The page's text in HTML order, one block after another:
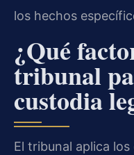
los hechos
¿Qué
tribunal
custodia
El tribunal aplica